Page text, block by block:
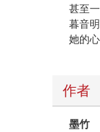
甚至
暮音
她的
作者
墨竹